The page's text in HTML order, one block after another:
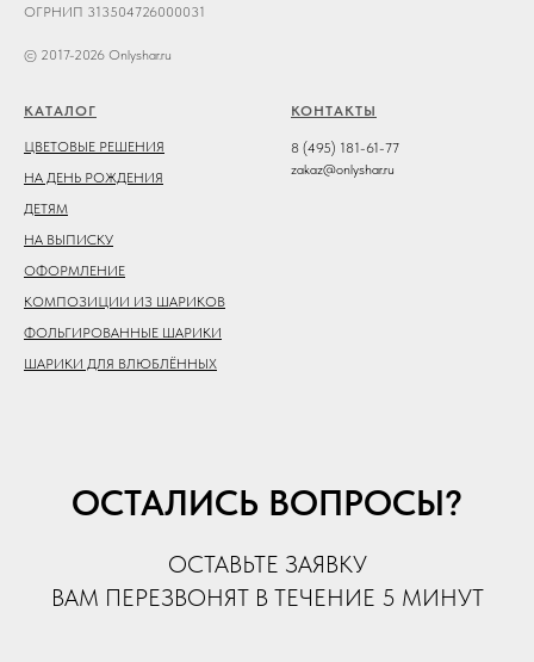
ОГРНИП 313504726000031
© 2017-2026 Onlyshar.ru
КАТАЛОГ
ЦВЕТОВЫЕ РЕШЕНИЯ
НА ДЕНЬ РОЖДЕНИЯ
ДЕТЯМ
НА ВЫПИСКУ
ОФОРМЛЕНИЕ
КОМПОЗИЦИИ ИЗ ШАРИКОВ
ФОЛЬГИРОВАННЫЕ ШАРИКИ
ШАРИКИ ДЛЯ ВЛЮБЛЁННЫХ
КОНТАКТЫ
8 (495) 181-61-77
zakaz@onlyshar.ru
ОСТАЛИСЬ ВОПРОСЫ?
ОСТАВЬТЕ ЗАЯВКУ
ВАМ ПЕРЕЗВОНЯТ В ТЕЧЕНИЕ 5 МИНУТ